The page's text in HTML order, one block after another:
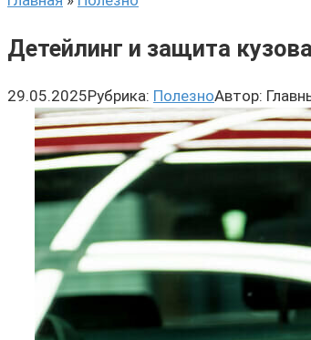
Детейлинг и защита
29.05.2025Рубрика: ПолезноАвтор: